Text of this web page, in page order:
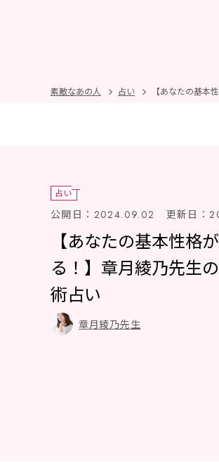
素敵なあの人 占い 【あなたの基本
占い
公開日： 2024.09.02 更新日：
【あなたの基本性格
る！】章月綾乃先生
術占い
章月綾乃先生